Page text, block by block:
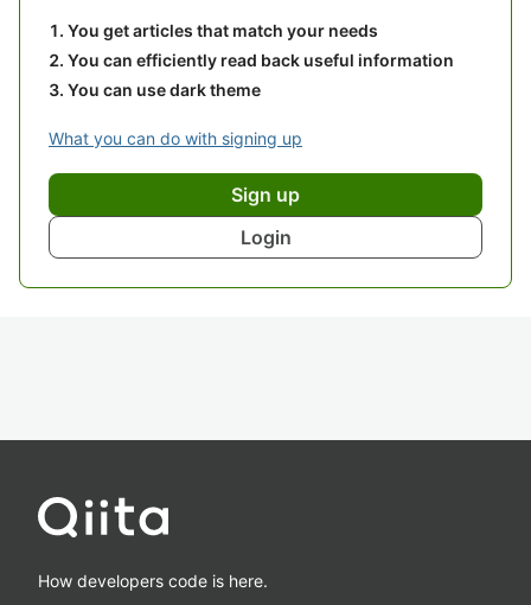
You get articles that match your needs
You can efficiently read back useful information
You can use dark theme
What you can do with signing up
Sign up
Login
How developers code is here.